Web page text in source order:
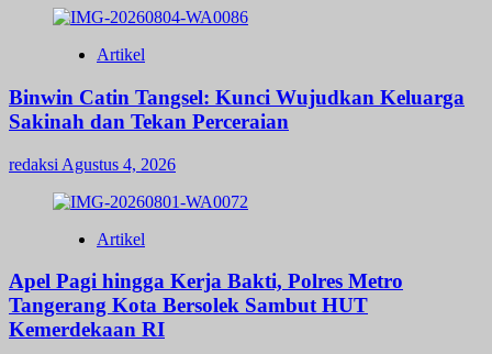
Artikel
Binwin Catin Tangsel: Kunci Wujudkan Keluarga
Sakinah dan Tekan Perceraian
redaksi Agustus 4, 2026
Artikel
Apel Pagi hingga Kerja Bakti, Polres Metro
Tangerang Kota Bersolek Sambut HUT
Kemerdekaan RI